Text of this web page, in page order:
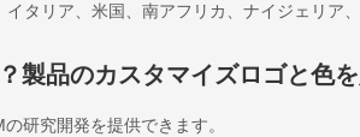
タリア、米国、南アフリカ、ナイジェリア
製品のカスタマイズロゴと色
研究開発を提供できます。